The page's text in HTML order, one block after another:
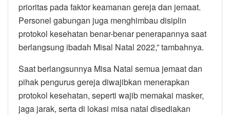
prioritas pada faktor keamanan gereja dan jemaat.
Personel gabungan juga menghimbau disiplin
protokol kesehatan benar-benar penerapannya saat
berlangsung ibadah Misal Natal 2022,” tambahnya.
Saat berlangsunnya Misa Natal semua jemaat dan
pihak pengurus gereja diwajibkan menerapkan
protokol kesehatan, seperti wajib memakai masker,
jaga jarak, serta di lokasi misa natal disediakan